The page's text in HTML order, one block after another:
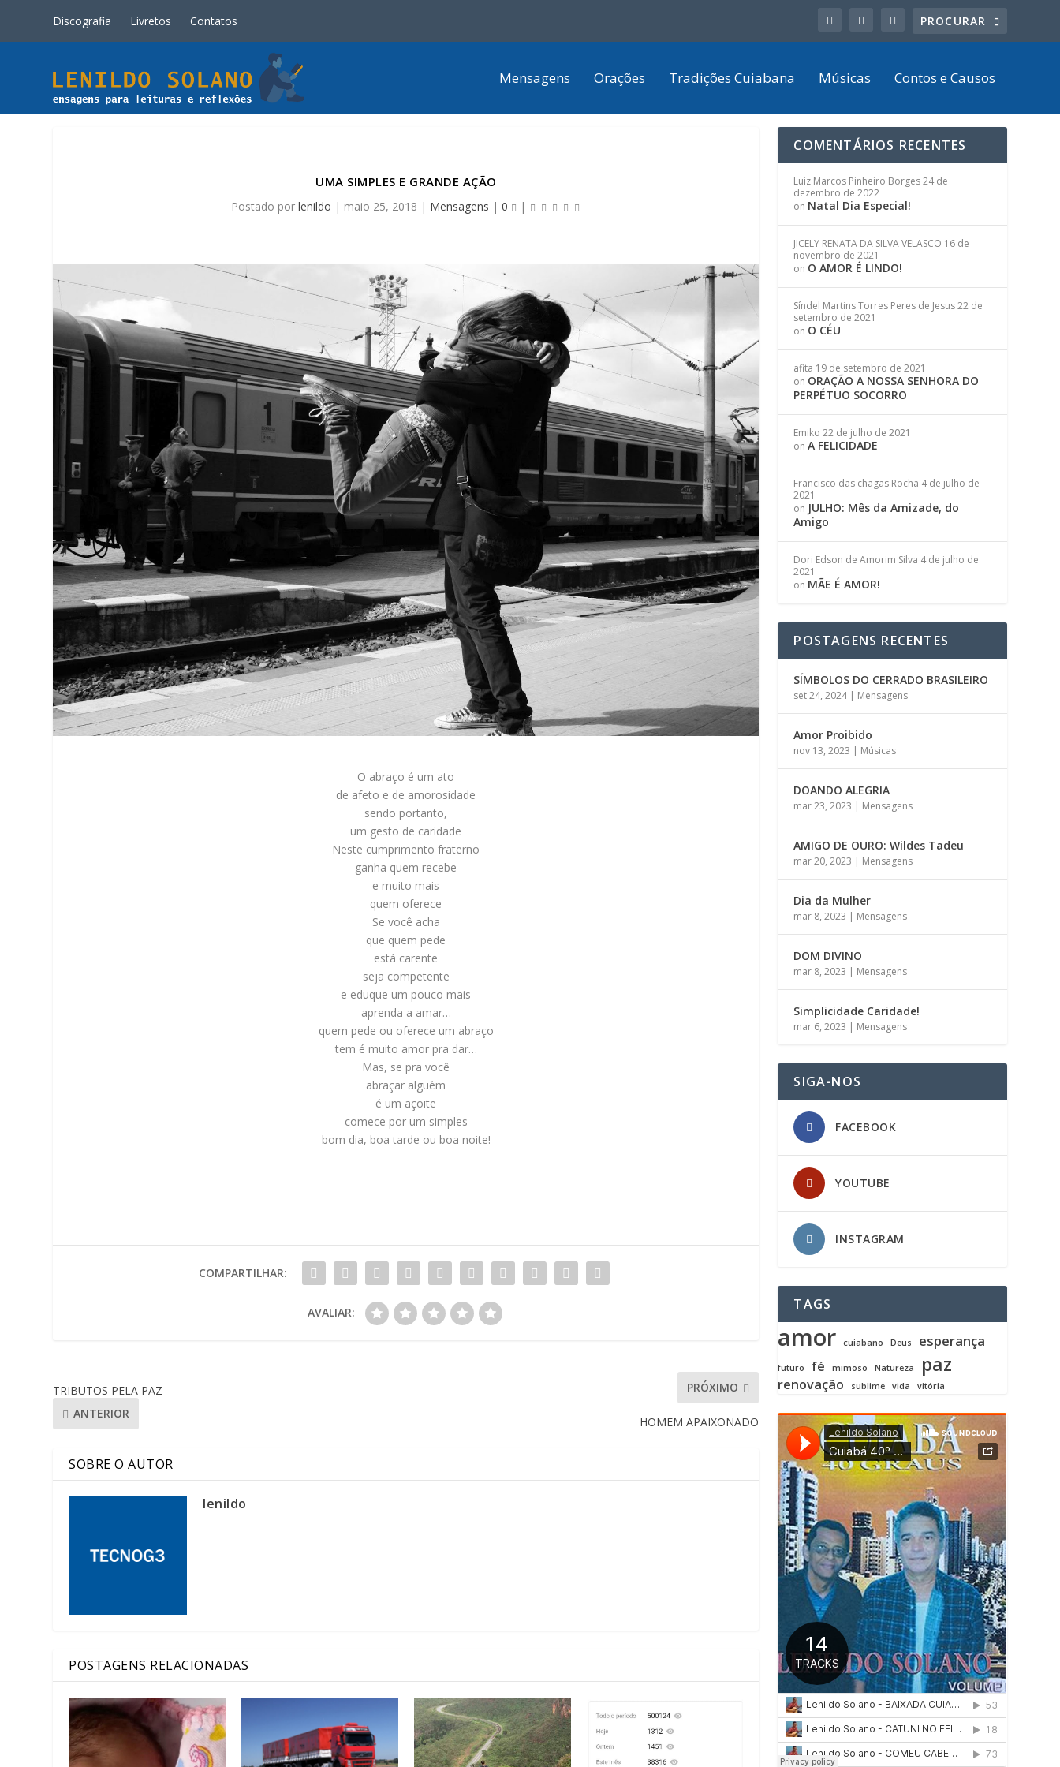
Discografia Livretos Contatos
Mensagens Orações Tradições Cuiabana Músicas Contos e Causos
UMA SIMPLES E GRANDE AÇÃO
Postado por lenildo | maio 25, 2018 | Mensagens | 0 |
O abraço é um ato
de afeto e de amorosidade
sendo portanto,
um gesto de caridade
Neste cumprimento fraterno
ganha quem recebe
e muito mais
quem oferece
Se você acha
que quem pede
está carente
seja competente
e eduque um pouco mais
aprenda a amar…
quem pede ou oferece um abraço
tem é muito amor pra dar…
Mas, se pra você
abraçar alguém
é um açoite
comece por um simples
bom dia, boa tarde ou boa noite!
COMPARTILHAR:
AVALIAR:
TRIBUTOS PELA PAZ
ANTERIOR
PRÓXIMO
HOMEM APAIXONADO
SOBRE O AUTOR
lenildo
POSTAGENS RELACIONADAS
COMENTÁRIOS RECENTES
Luiz Marcos Pinheiro Borges24 de
dezembro de 2022
on Natal Dia Especial!
JICELY RENATA DA SILVA VELASCO 16 de
novembro de 2021
on O AMOR É LINDO!
Síndel Martins Torres Peres de Jesus22 de
setembro de 2021
on O CÉU
afita 19 de setembro de 2021
on ORAÇÃO A NOSSA SENHORA DO
PERPÉTUO SOCORRO
Emiko 22 de julho de 2021
onA FELICIDADE
Francisco das chagas Rocha 4 de julho de
2021
on JULHO: Mês da Amizade, do
Amigo
Dori Edson de Amorim Silva 4 de julho de
2021
on MÃE É AMOR!
POSTAGENS RECENTES
SÍMBOLOS DO CERRADO BRASILEIRO
set 24, 2024| Mensagens
Amor Proibido
nov 13, 2023 | Músicas
DOANDO ALEGRIA
mar 23, 2023 | Mensagens
AMIGO DE OURO: Wildes Tadeu
mar 20, 2023 | Mensagens
Dia da Mulher
mar 8, 2023 | Mensagens
DOM DIVINO
mar 8, 2023 | Mensagens
Simplicidade Caridade!
mar 6, 2023 | Mensagens
SIGA-NOS
FACEBOOK
YOUTUBE
INSTAGRAM
TAGS
amor cuiabano Deus esperança
futuro fé mimoso Natureza paz
renovação sublime vida vitória